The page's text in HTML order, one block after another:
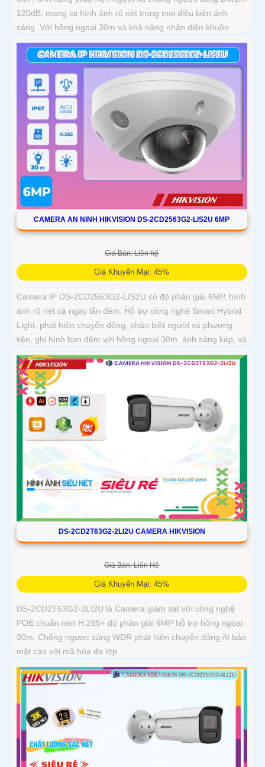
120dB, mang lại hình ảnh rõ nét trong mọi điều kiện ánh
sáng. Với hồng ngoại 30m và khả năng nhận diện khuôn
mặt, camera hỗ trợ quan sát ban đêm màu sắc tự nhiên, phù
hợp cho công trình
CAMERA AN NINH HIKVISION DS-2CD2563G2-LIS2U 6MP
Giá Bán: Liên hệ
Giá Khuyến Mại: 45%
Camera IP DS-2CD2563G2-LIS2U có độ phân giải 6MP, hình
ảnh rõ nét cả ngày lẫn đêm. Hỗ trợ công nghệ Smart Hybrid
Light, phát hiện chuyển động, phân biệt người và phương
tiện, ghi hình ban đêm với hồng ngoại 30m, ánh sáng kép, và
phát hiện xâm nhập
DS-2CD2T63G2-2LI2U CAMERA HIKVISION
Giá Bán: Liên Hệ
Giá Khuyến Mại: 45%
DS-2CD2T63G2-2LI2U là Camera giám sát với công nghệ
POE chuẩn nén H.265+ độ phân giải 6MP hỗ trợ hồng ngoại
30m. Chống ngược sáng WDR phát hiện chuyển động AI bảo
mật cao với mã hóa đa lớp